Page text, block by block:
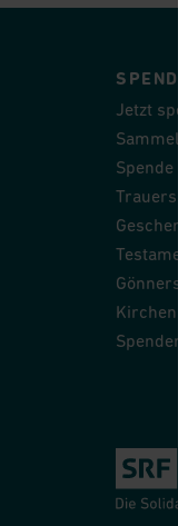
Jetzt
Spende
Kirchen